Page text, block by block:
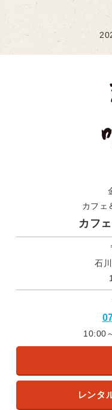
カフェ
カフ
石
10:00
レンタ